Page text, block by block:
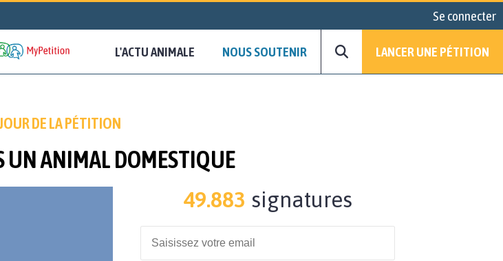
Se connecter
L'ACTU ANIMALE NOUS SOUTENIR LANCER UNE PÉTITION
DE LA PÉTITION
UN ANIMAL DOMESTIQUE
49.883 signatures